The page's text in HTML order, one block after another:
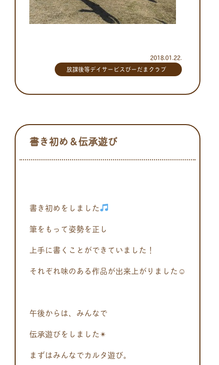
2018.01.22.
放課後等デイサービスびーだまクラブ
書き初め＆伝承遊び
書き初めをしました
筆をもって姿勢を正し
上手に書くことができていました！
それぞれ味のある作品が出来上がりました☺
午後からは、みんなで
伝承遊びをしました✴
まずはみんなでカルタ遊び。